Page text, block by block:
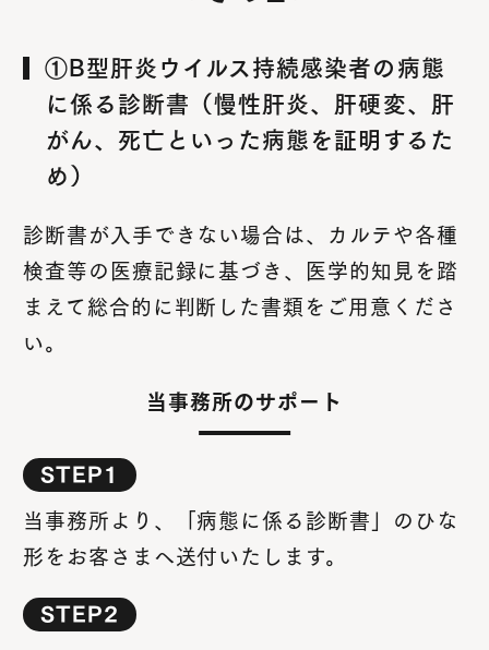
①B型肝炎ウイルス持続感染者の病態
に係る診断書（慢性肝炎、肝硬変、肝
がん、死亡といった病態を証明するた
め）
診断書が入手できない場合は、カルテや各種
検査等の医療記録に基づき、医学的知見を踏
まえて総合的に判断した書類をご用意くださ
い。
当事務所のサポート
STEP1
当事務所より、「病態に係る診断書」のひな
形をお客さまへ送付いたします。
STEP2